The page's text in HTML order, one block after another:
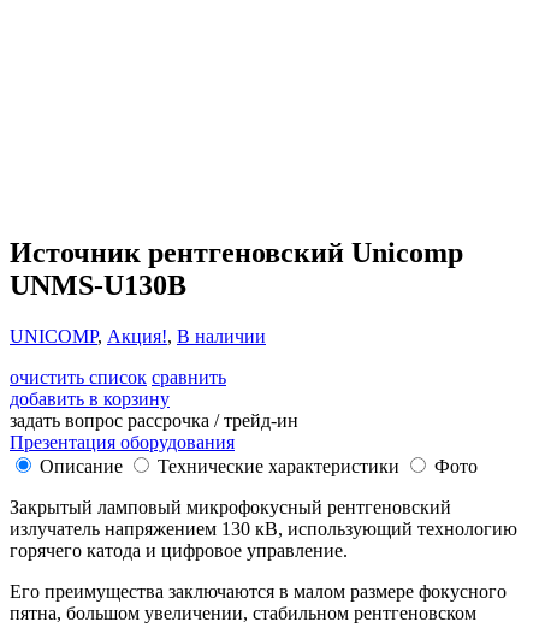
Источник рентгеновский Unicomp
UNMS-U130B
UNICOMP, Акция!, В наличии
очистить список сравнить
добавить в корзину
задать вопрос рассрочка / трейд-ин
Презентация оборудования
Описание
Технические характеристики
Фото
Закрытый ламповый микрофокусный рентгеновский
излучатель напряжением 130 кВ, использующий технологию
горячего катода и цифровое управление.
Его преимущества заключаются в малом размере фокусного
пятна, большом увеличении, стабильном рентгеновском